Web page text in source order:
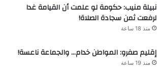
نبيلة منيب: حكومة لو علمت أن القيامة غدا
لرفعت ثمن سجادة الصلاة!
منذ 18 ساعة
إقليم صفرو: المواطن خدام… والجماعة ناعسة!
منذ 19 ساعة